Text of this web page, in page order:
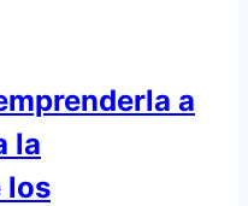
a
la
los